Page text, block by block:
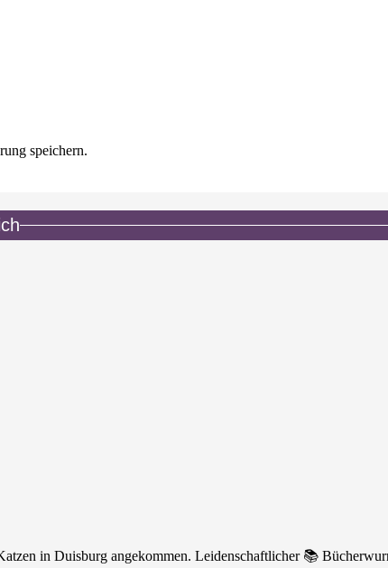
speichern.
in Duisburg angekommen. Leidenschaftlicher 📚